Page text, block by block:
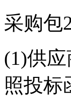
采购包
(1)供
照投标